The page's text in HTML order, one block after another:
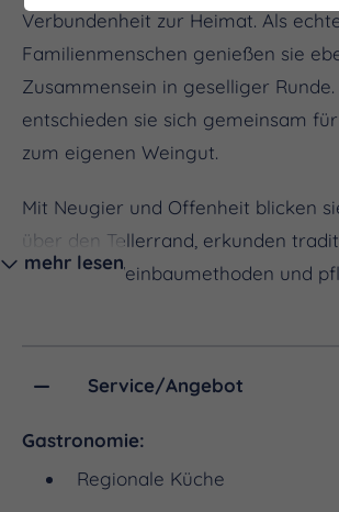
Verbundenheit zur Heimat. Als
Familienmenschen genießen sie
Zusammensein in geselliger Runde.
entschieden sie sich gemeinsam
zum eigenen Weingut.
Mit Neugier und Offenheit blicken
über den Tellerrand, erkunden
moderne Weinbaumethoden und
immer wieder dazu, Neues
Begeisterung und Geschmack, die
wirken – das ist für sie der
mehr lesen
Service/Angebot
Gastronomie:
Regionale Küche